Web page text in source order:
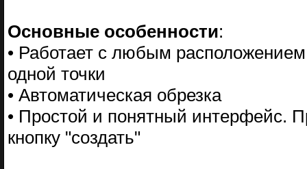
Основные особенности:
• Работает с любым
одной точки
• Автоматическая обрезка
• Простой и понятный интерфейс.
кнопку "создать"